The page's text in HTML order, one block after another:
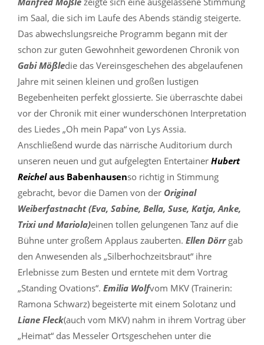
im Saal, die sich im Laufe des Abends ständig steigerte.
Das abwechslungsreiche Programm begann mit der
schon zur guten Gewohnheit gewordenen Chronik von
Gabi Mößledie das Vereinsgeschehen des abgelaufenen
Jahre mit seinen kleinen und großen lustigen
Begebenheiten perfekt glossierte. Sie überraschte dabei
vor der Chronik mit einer wunderschönen Interpretation
des Liedes „Oh mein Papa“ von Lys Assia.
Anschließend wurde das närrische Auditorium durch
unseren neuen und gut aufgelegten Entertainer Hubert
Reichelaus Babenhausenso richtig in Stimmung
gebracht, bevor die Damen von der Original
Weiberfastnacht (Eva, Sabine, Bella, Suse, Katja, Anke,
Trixi und Mariola)einen tollen gelungenen Tanz auf die
Bühne unter großem Applaus zauberten. Ellen Dörr gab
den Anwesenden als „Silberhochzeitsbraut“ ihre
Erlebnisse zum Besten und erntete mit dem Vortrag
„Standing Ovations“. Emilia Wolfvom MKV (Trainerin:
Ramona Schwarz) begeisterte mit einem Solotanz und
Liane Fleck(auch vom MKV) nahm in ihrem Vortrag über
„Heimat“ das Messeler Ortsgeschehen unter die